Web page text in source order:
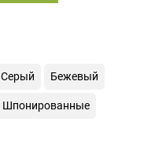
Серый Бежевый
Шпонированные